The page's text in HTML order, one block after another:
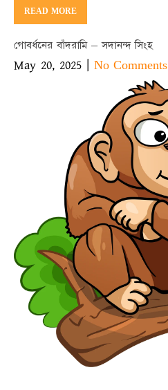
READ MORE
গোবর্ধনের বাঁদরামি – সদানন্দ সিংহ
May 20, 2025 | No Comments